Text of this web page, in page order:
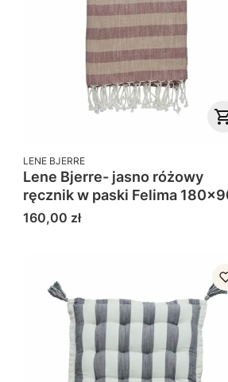
PRODUCENT
LENE BJERRE
Lene Bjerre- jasno różowy
ręcznik w paski Felima 180x90
cm
Cena
160,00 zł